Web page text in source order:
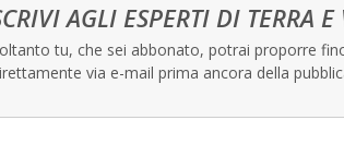
AGLI ESPERTI DI TERRA E
tu, che sei abbonato, potrai proporre
via e-mail prima ancora della